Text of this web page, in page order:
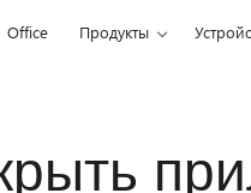
Office Продукты